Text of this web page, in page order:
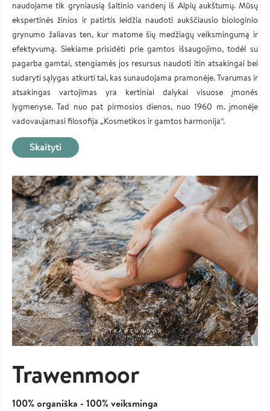
naudojame tik gryniausią šaltinio vandenį iš Alpių aukštumų. Mūsų
ekspertinės žinios ir patirtis leidžia naudoti aukščiausio biologinio
grynumo žaliavas ten, kur matome šių medžiagų veiksmingumą ir
efektyvumą. Siekiame prisidėti prie gamtos išsaugojimo, todėl su
pagarba gamtai, stengiamės jos resursus naudoti itin atsakingai bei
sudaryti sąlygas atkurti tai, kas sunaudojama pramonėje. Tvarumas ir
atsakingas vartojimas yra kertiniai dalykai visuose įmonės
lygmenyse. Tad nuo pat pirmosios dienos, nuo 1960 m. įmonėje
vadovaujamasi filosofija „Kosmetikos ir gamtos harmonija“.
Skaityti
Trawenmoor
100% organiška - 100% veiksminga